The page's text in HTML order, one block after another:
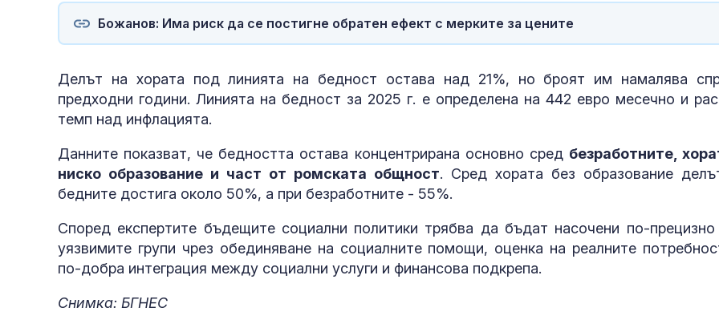
Божанов: Има риск да се постигне обратен ефект с мерките за цените
Делът на хората под линията на бедност остава над 21%, но броят им намалява
предходни години. Линията на бедност за 2025 г. е определена на 442 евро месечно и
темп над инфлацията.
Данните показват, че бедността остава концентрирана основно сред безработните,
ниско образование и част от ромската общност. Сред хората без образование
бедните достига около 50%, а при безработните - 55%.
Според експертите бъдещите социални политики трябва да бъдат насочени по-
уязвимите групи чрез обединяване на социалните помощи, оценка на реалните
по-добра интеграция между социални услуги и финансова подкрепа.
Снимка: БГНЕС